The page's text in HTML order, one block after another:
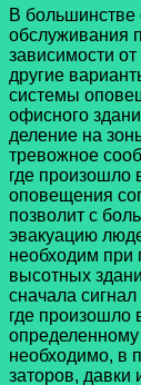
В большинстве
обслуживания
зависимости
другие
системы
офисного
деление на
тревожное
где произошло
оповещения
позволит с
эвакуацию
необходим при
высотных
сначала
где произошло
определенному
необходимо, в
заторов, давки